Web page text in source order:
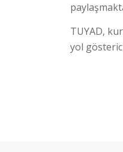
TUYAD,
yol